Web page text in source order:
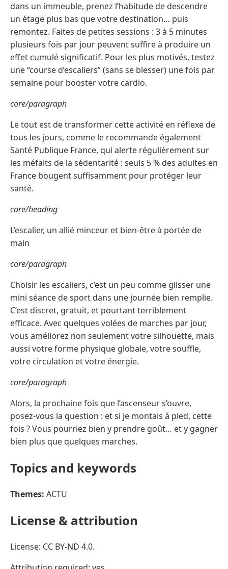
dans un immeuble, prenez l’habitude de descendre
un étage plus bas que votre destination… puis
remontez. Faites de petites sessions : 3 à 5 minutes
plusieurs fois par jour peuvent suffire à produire un
effet cumulé significatif. Pour les plus motivés, testez
une “course d’escaliers” (sans se blesser) une fois par
semaine pour booster votre cardio.
core/paragraph
Le tout est de transformer cette activité en réflexe de
tous les jours, comme le recommande également
Santé Publique France, qui alerte régulièrement sur
les méfaits de la sédentarité : seuls 5 % des adultes en
France bougent suffisamment pour protéger leur
santé.
core/heading
L’escalier, un allié minceur et bien-être à portée de
main
core/paragraph
Choisir les escaliers, c’est un peu comme glisser une
mini séance de sport dans une journée bien remplie.
C’est discret, gratuit, et pourtant terriblement
efficace. Avec quelques volées de marches par jour,
vous améliorez non seulement votre silhouette, mais
aussi votre forme physique globale, votre souffle,
votre circulation et votre énergie.
core/paragraph
Alors, la prochaine fois que l’ascenseur s’ouvre,
posez-vous la question : et si je montais à pied, cette
fois ? Vous pourriez bien y prendre goût… et y gagner
bien plus que quelques marches.
Topics and keywords
Themes: ACTU
License & attribution
License: CC BY-ND 4.0.